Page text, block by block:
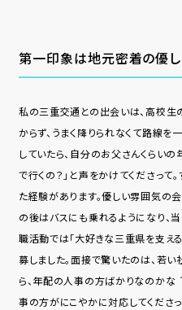
第⼀印象は地元密着の優し
私の三重交通との出会いは、⾼校⽣
からず、うまく降りられなくて路線を
していたら、⾃分のお⽗さんくらい
で行くの？」と声をかけてくださって
た経験があります。優しい雰囲気の
の後はバスにも乗れるようになり、
職活動では「⼤好きな三重県を⽀え
募しました。⾯接で驚いたのは、若
ら、年配の人事の方ばかりなのかな
事の方がにこやかに対応してくださっ